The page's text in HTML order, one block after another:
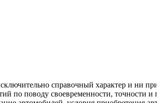
справочный характер и ни
по поводу своевременности, точности